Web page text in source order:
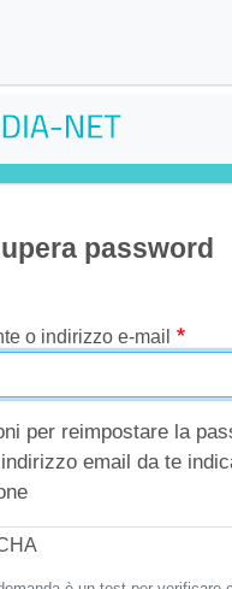
password
o indirizzo e-mail
per reimpostare la
email da te